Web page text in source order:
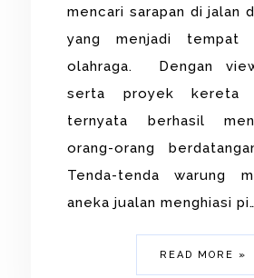
mencari sarapan di jalan
yang menjadi tempat
olahraga. Dengan
serta proyek kereta
ternyata berhasil
orang-orang
Tenda-tenda warung
aneka jualan menghiasi pi…
READ MORE »